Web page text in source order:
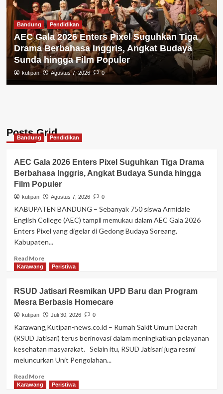
Bandung Pendidikan
AEC Gala 2026 Enters Pixel Suguhkan Tiga
Drama Berbahasa Inggris, Angkat Budaya
Sunda hingga Film Populer
kutipan Agustus 7, 2026 0
Posts Grid
Bandung Pendidikan
AEC Gala 2026 Enters Pixel Suguhkan Tiga Drama
Berbahasa Inggris, Angkat Budaya Sunda hingga
Film Populer
kutipan Agustus 7, 2026 0
KABUPATEN BANDUNG – Sebanyak 750 siswa Armidale
English College (AEC) tampil memukau dalam AEC Gala 2026
Enters Pixel yang digelar di Gedong Budaya Soreang,
Kabupaten...
Read MoreRead
more
Gala
2026
Enters
Pixel
Suguhkan
Tiga
Drama
Berbahasa
Angkat
Budaya
Karawang Peristiwa
RSUD Jatisari Resmikan UPD Baru dan Program
Mesra Berbasis Homecare
kutipan Juli 30, 2026 0
Karawang,Kutipan-news.co.id – Rumah Sakit Umum Daerah
(RSUD Jatisari) terus berinovasi dalam meningkatkan pelayanan
kesehatan masyarakat. Selain itu, RSUD Jatisari juga resmi
meluncurkan Unit Pengolahan...
Read MoreRead
more
Karawang Peristiwa